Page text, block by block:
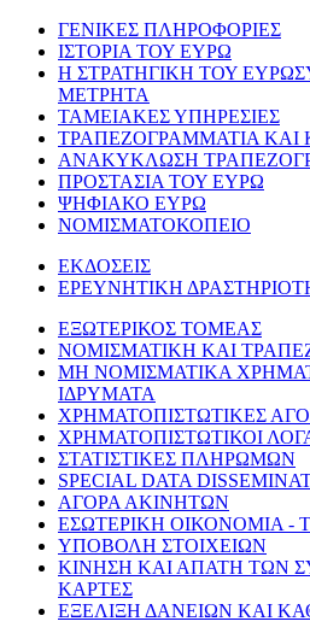
ΓΕΝΙΚΕΣ ΠΛΗΡΟΦΟΡΙΕΣ
ΙΣΤΟΡΙΑ ΤΟΥ ΕΥΡΩ
Η ΣΤΡΑΤΗΓΙΚΗ ΤΟΥ
ΜΕΤΡΗΤΑ
ΤΑΜΕΙΑΚΕΣ ΥΠΗΡΕΣΙΕΣ
ΤΡΑΠΕΖΟΓΡΑΜΜΑΤΙΑ ΚΑΙ
ΑΝΑΚΥΚΛΩΣΗ
ΠΡΟΣΤΑΣΙΑ ΤΟΥ ΕΥΡΩ
ΨΗΦΙΑΚΟ ΕΥΡΩ
ΝΟΜΙΣΜΑΤΟΚΟΠΕΙΟ
ΕΚΔΟΣΕΙΣ
ΕΡΕΥΝΗΤΙΚΗ
ΕΞΩΤΕΡΙΚΟΣ ΤΟΜΕΑΣ
ΝΟΜΙΣΜΑΤΙΚΗ ΚΑΙ
ΜΗ ΝΟΜΙΣΜΑΤΙΚΑ
ΙΔΡΥΜΑΤΑ
ΧΡΗΜΑΤΟΠΙΣΤΩΤΙΚΕΣ
ΧΡΗΜΑΤΟΠΙΣΤΩΤΙΚΟΙ
ΣΤΑΤΙΣΤΙΚΕΣ ΠΛΗΡΩΜΩΝ
SPECIAL DATA
ΑΓΟΡΑ ΑΚΙΝΗΤΩΝ
ΕΣΩΤΕΡΙΚΗ ΟΙΚΟΝΟΜΙΑ -
ΥΠΟΒΟΛΗ ΣΤΟΙΧΕΙΩΝ
ΚΙΝΗΣΗ ΚΑΙ ΑΠΑΤΗ ΤΩΝ
ΚΑΡΤΕΣ
ΕΞΕΛΙΞΗ ΔΑΝΕΙΩΝ ΚΑΙ